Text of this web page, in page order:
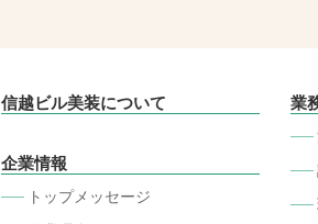
信越ビル美装について
企業情報
トップメッセージ
業